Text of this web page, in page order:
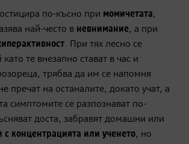
по-късно при момичетата,
най-често в невнимание, а при
. При тях лесно се
те внезапно стават в час и
трябва да им се напомня
пречат на останалите, докато учат, а
симптомите се разпознават по-
доста, забравят домашни или
с концентрацията или ученето, но